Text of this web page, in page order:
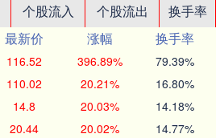
个股流入 个股流出
换手率
最新价 涨幅
换手率
116.52 396.89% 79.39%
110.02 20.21% 16.80%
14.8 20.03% 14.18%
20.44 20.02% 14.77%